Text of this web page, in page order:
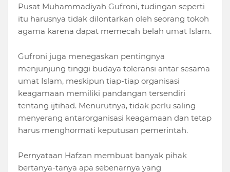
Pusat Muhammadiyah Gufroni, tudingan seperti
itu harusnya tidak dilontarkan oleh seorang tokoh
agama karena dapat memecah belah umat Islam.
Gufroni juga menegaskan pentingnya
menjunjung tinggi budaya toleransi antar sesama
umat Islam, meskipun tiap-tiap organisasi
keagamaan memiliki pandangan tersendiri
tentang ijtihad. Menurutnya, tidak perlu saling
menyerang antarorganisasi keagamaan dan tetap
harus menghormati keputusan pemerintah.
Pernyataan Hafzan membuat banyak pihak
bertanya-tanya apa sebenarnya yang